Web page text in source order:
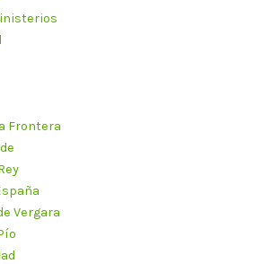
Frontera
Vergara